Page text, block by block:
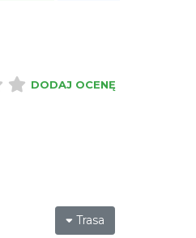
DODAJ OCENĘ
Trasa